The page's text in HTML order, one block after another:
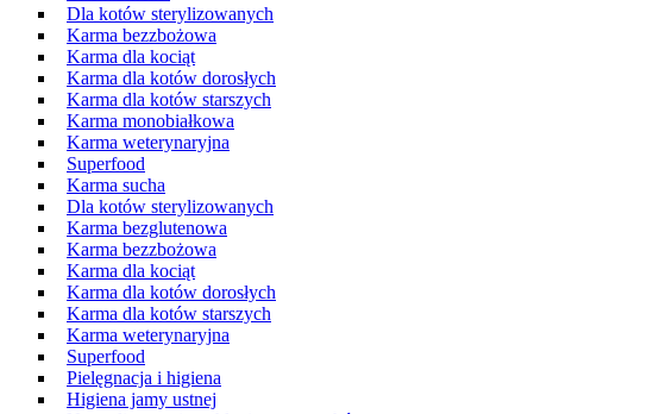
Dla kotów sterylizowanych
Karma bezzbożowa
Karma dla kociąt
Karma dla kotów dorosłych
Karma dla kotów starszych
Karma monobiałkowa
Karma weterynaryjna
Superfood
Karma sucha
Dla kotów sterylizowanych
Karma bezglutenowa
Karma bezzbożowa
Karma dla kociąt
Karma dla kotów dorosłych
Karma dla kotów starszych
Karma weterynaryjna
Superfood
Pielęgnacja i higiena
Higiena jamy ustnej